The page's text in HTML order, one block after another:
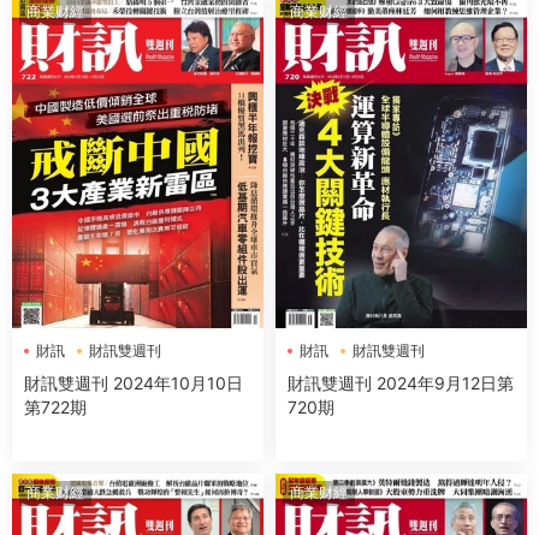
商業财經
財訊 財訊雙週刊
財訊雙週刊 2024年10月10日
第722期
商業财經
財訊 財訊雙週刊
財訊雙週刊 2024年9月12日第
720期
商業财經 商業财經